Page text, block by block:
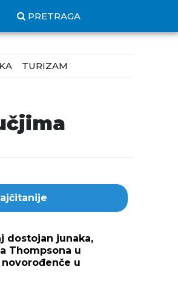
PRETRAGA
TURIZAM
dostojan junaka,
Thompsona u
u